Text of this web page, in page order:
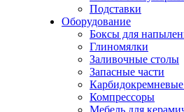
Подставки
Оборудование
Боксы для
Глиномялки
Заливочные столы
Запасные части
Карбидокремневые
Компрессоры
Мебель для